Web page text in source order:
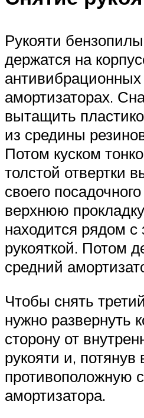
Рукояти
держатся на
амортизаторах.
вытащить
из средины
Потом куском
толстой отвертки
своего
верхнюю
находится рядом с
рукояткой. Потом
средний
Чтобы снять
нужно развернуть
сторону от
рукояти и, потянув
противоположную
амортизатора.